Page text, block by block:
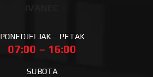
PONEDJELJAK – PETAK
07:00 – 16:00
SUBOTA